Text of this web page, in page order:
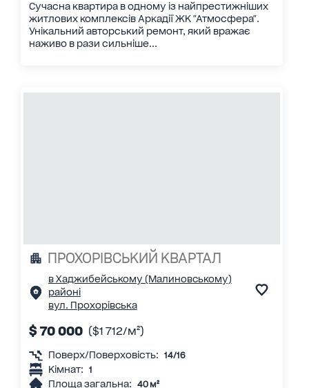
Сучасна квартира в одному із найпрестижніших
житлових комплексів Аркадії ЖК "Атмосфера".
Унікальний авторський ремонт, який вражає
наживо в рази сильніше...
ПРОХОРІВСЬКИЙ КВАРТАЛ
в Хаджибейському (Малиновському)
районі
вул. Прохорівська
$ 70 000 ($1 712/м²)
Поверх/Поверховість: 14/16
Кімнат: 1
Площа загальна: 40 м²